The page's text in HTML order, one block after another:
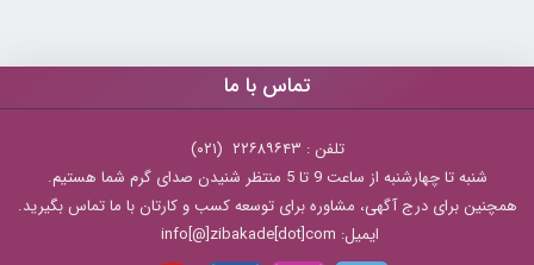
تماس با ما
تلفن : ۲۲۶۸۹۶۴۳ (۰۲۱)
شنبه تا چهارشنبه از ساعت 9 تا 5 منتظر شنیدن صدای گرم شما هستیم.
همچنین برای درج آگهی، مشاوره برای توسعه کسب و کارتان با ما تماس بگیرید.
ایمیل: info[@]zibakade[dot]com